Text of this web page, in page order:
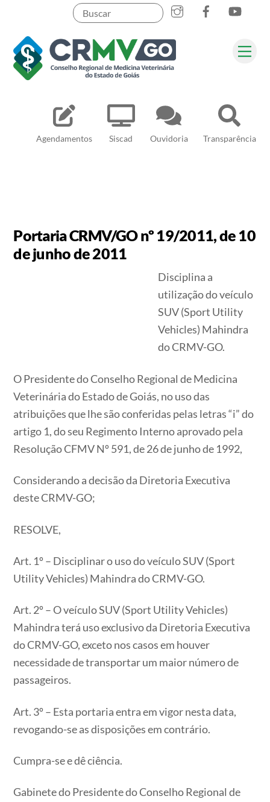
content
Agendamentos Siscad Ouvidoria Transparência
Pesquisar
Portaria CRMV/GO nº 19/2011, de 10
de junho de 2011
Disciplina a
utilização do veículo
SUV (Sport Utility
Vehicles) Mahindra
do CRMV-GO.
O Presidente do Conselho Regional de Medicina
Veterinária do Estado de Goiás, no uso das
atribuições que lhe são conferidas pelas letras “i” do
artigo 1, do seu Regimento Interno aprovado pela
Resolução CFMV Nº 591, de 26 de junho de 1992,
Considerando a decisão da Diretoria Executiva
deste CRMV-GO;
RESOLVE,
Art. 1º – Disciplinar o uso do veículo SUV (Sport
Utility Vehicles) Mahindra do CRMV-GO.
Art. 2º – O veículo SUV (Sport Utility Vehicles)
Mahindra terá uso exclusivo da Diretoria Executiva
do CRMV-GO, exceto nos casos em houver
necessidade de transportar um maior número de
passageiros.
Art. 3º – Esta portaria entra em vigor nesta data,
revogando-se as disposições em contrário.
Cumpra-se e dê ciência.
Gabinete do Presidente do Conselho Regional de